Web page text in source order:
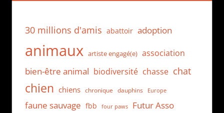
30 millions d'amis abattoir adoption
animaux artiste engagé(e) association
bien-être animal biodiversité chasse chat
chien chiens chronique dauphins Europe
faune sauvage fbb four paws Futur Asso